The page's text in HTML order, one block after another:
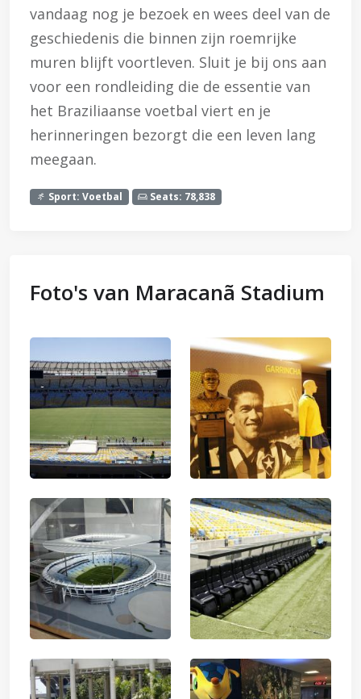
vandaag nog je bezoek en wees deel van de
geschiedenis die binnen zijn roemrijke
muren blijft voortleven. Sluit je bij ons aan
voor een rondleiding die de essentie van
het Braziliaanse voetbal viert en je
herinneringen bezorgt die een leven lang
meegaan.
Sport: Voetbal Seats: 78,838
Foto's van Maracanã Stadium